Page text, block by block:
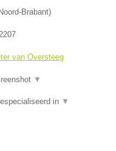
Brabant)
van Oversteeg
▼
in ▼